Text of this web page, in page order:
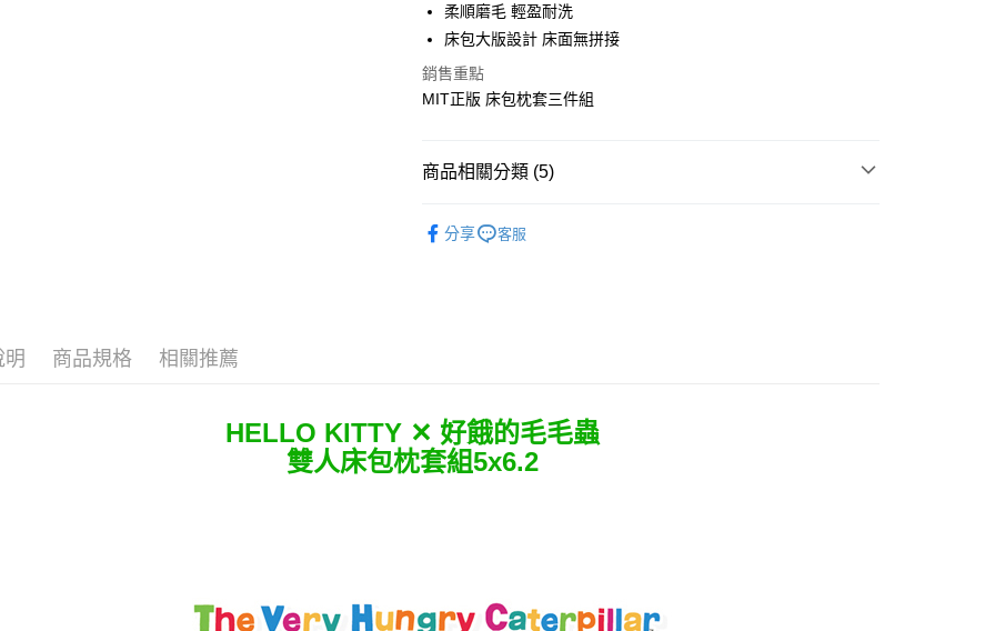
街口支付
悠遊付
運送方式
每筆NT$80，滿NT$699(含以上)免運費
柔順磨毛 輕盈耐洗
床包大版設計 床面無拼接
銷售重點
MIT正版 床包枕套三件組
商品相關分類 (5)
分享 客服
明 商品規格 相關推薦
HELLO KITTY ✕ 好餓的毛毛蟲
雙人床包枕套組5x6.2